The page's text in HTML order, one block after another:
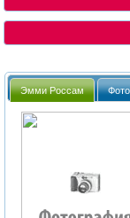
Эмми Россам